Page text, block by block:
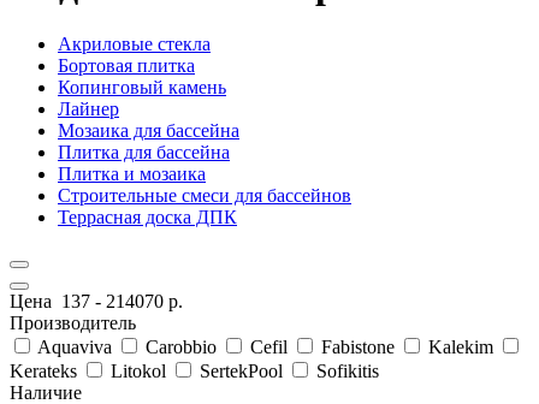
Акриловые стекла
Бортовая плитка
Копинговый камень
Лайнер
Мозаика для бассейна
Плитка для бассейна
Плитка и мозаика
Строительные смеси для бассейнов
Террасная доска ДПК
Цена 137 - 214070 р.
Производитель
Aquaviva
Carobbio Cefil Fabistone
Kalekim
Kerateks
Litokol SertekPool
Sofikitis
Наличие